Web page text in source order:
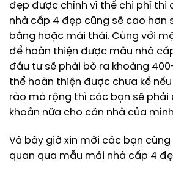
đẹp được chính vì thế chi phí thi
nhà cấp 4 đẹp cũng sẽ cao hơn
bằng hoặc mái thái. Cùng với
để hoàn thiện được mẫu nhà
đầu tư sẽ phải bỏ ra khoảng
thể hoàn thiện được chưa kể
rào mà rộng thì các bạn sẽ
khoản nữa cho căn nhà của
Và bây giờ xin mời các bạn
quan qua mẫu mái nhà cấp 4